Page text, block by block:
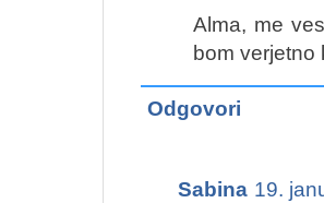
Alma, me
bom verjetno
Odgovori
Sabina 19.